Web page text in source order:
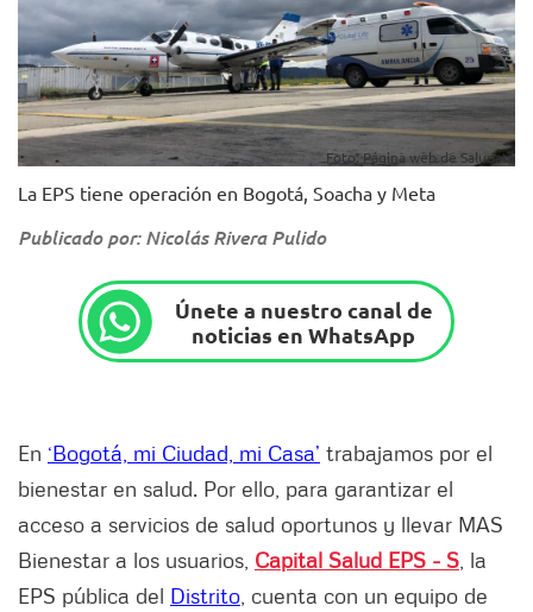
Foto: Página web de Saludata
La EPS tiene operación en Bogotá, Soacha y Meta
Publicado por: Nicolás Rivera Pulido
Únete a nuestro canal de
noticias en WhatsApp
En ‘Bogotá, mi Ciudad, mi Casa’ trabajamos por el
bienestar en salud. Por ello, para garantizar el
acceso a servicios de salud oportunos y llevar MAS
Bienestar a los usuarios, Capital Salud EPS - S , la
EPS pública del Distrito , cuenta con un equipo de